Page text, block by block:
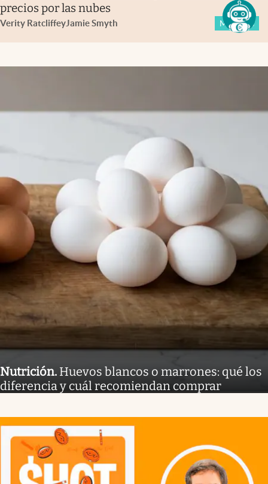
precios por las nubes
Verity RatcliffeyJamie Smyth Members
Nutrición. Huevos blancos o marrones: qué los
diferencia y cuál recomiendan comprar